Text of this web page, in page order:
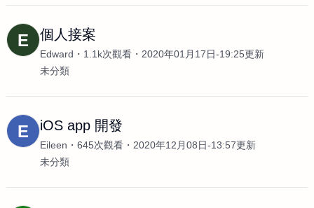
E 個人接案
Edward 1.1k次觀看
2020年01月17日-19:25更新
未分類
E iOS app 開發
Eileen 645次觀看
2020年12月08日-13:57更新
未分類